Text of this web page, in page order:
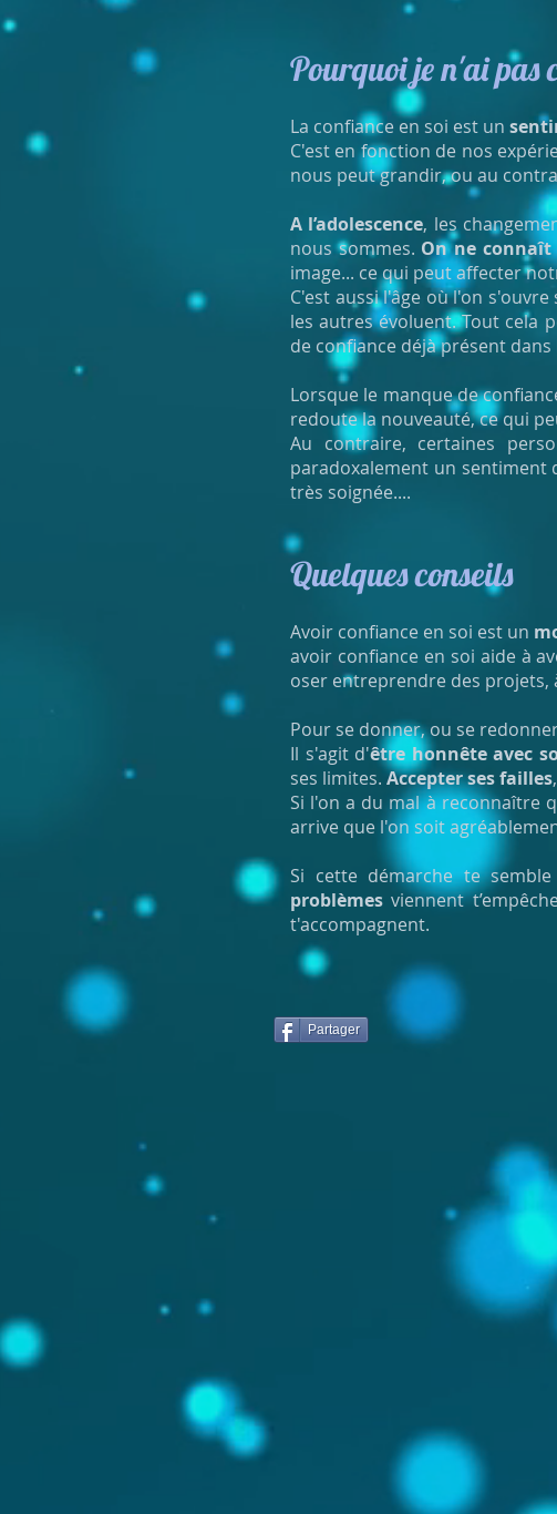
Pourquoi je n'ai pas
La confiance en soi est un
C'est en fonction de nos
nous peut grandir, ou au
A l’adolescence, les
nous sommes. On ne connaît
image... ce qui peut affecter
C'est aussi l'âge où l'on
les autres évoluent. Tout cela
de confiance déjà présent dans
Lorsque le manque de
redoute la nouveauté, ce qui
Au contraire, certaines
paradoxalement un sentiment
très soignée....
Quelques conseils
Avoir confiance en soi est un
avoir confiance en soi aide à
oser entreprendre des projets,
Pour se donner, ou se
Il s'agit d'être honnête avec
ses limites. Accepter ses failles
Si l'on a du mal à reconnaître
arrive que l'on soit
Si cette démarche te
problèmesviennent
t'accompagnent.
Partager